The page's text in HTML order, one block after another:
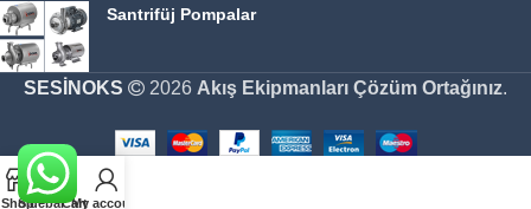
Santrifüj Pompalar
SESİNOKS 2026 Akış Ekipmanları Çözüm Ortağınız.
ShopSidebarCart
My account